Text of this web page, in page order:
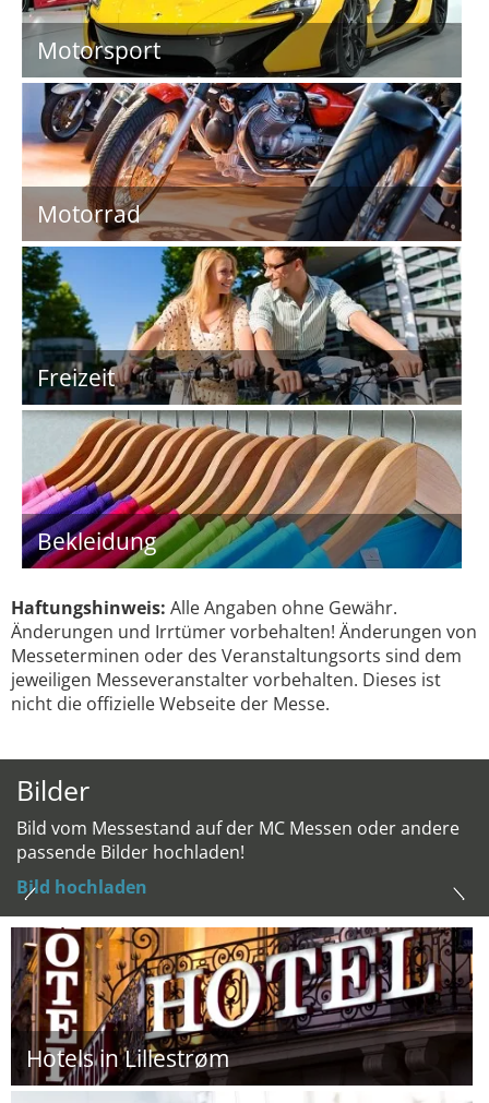
Motorsport
Motorrad
Freizeit
Bekleidung
Haftungshinweis: Alle Angaben ohne Gewähr.
Änderungen und Irrtümer vorbehalten! Änderungen von
Messeterminen oder des Veranstaltungsorts sind dem
jeweiligen Messeveranstalter vorbehalten. Dieses ist
nicht die offizielle Webseite der Messe.
Bilder
Bild vom Messestand auf der MC Messen oder andere
passende Bilder hochladen!
Bild hochladen
Hotels in Lillestrøm